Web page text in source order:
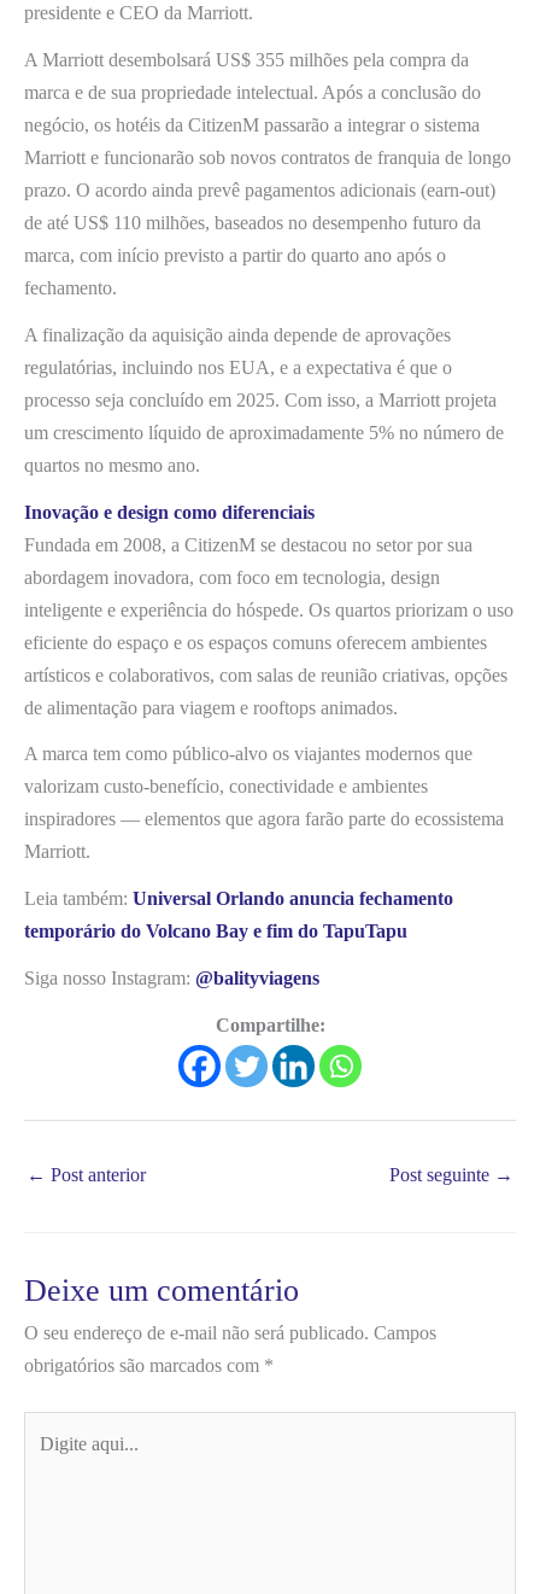
presidente e CEO da Marriott.
A Marriott desembolsará US$ 355 milhões pela compra da
marca e de sua propriedade intelectual. Após a conclusão do
negócio, os hotéis da CitizenM passarão a integrar o sistema
Marriott e funcionarão sob novos contratos de franquia de longo
prazo. O acordo ainda prevê pagamentos adicionais (earn-out)
de até US$ 110 milhões, baseados no desempenho futuro da
marca, com início previsto a partir do quarto ano após o
fechamento.
A finalização da aquisição ainda depende de aprovações
regulatórias, incluindo nos EUA, e a expectativa é que o
processo seja concluído em 2025. Com isso, a Marriott projeta
um crescimento líquido de aproximadamente 5% no número de
quartos no mesmo ano.
Inovação e design como diferenciais
Fundada em 2008, a CitizenM se destacou no setor por sua
abordagem inovadora, com foco em tecnologia, design
inteligente e experiência do hóspede. Os quartos priorizam o uso
eficiente do espaço e os espaços comuns oferecem ambientes
artísticos e colaborativos, com salas de reunião criativas, opções
de alimentação para viagem e rooftops animados.
A marca tem como público-alvo os viajantes modernos que
valorizam custo-benefício, conectividade e ambientes
inspiradores — elementos que agora farão parte do ecossistema
Marriott.
Leia também: Universal Orlando anuncia fechamento
temporário do Volcano Bay e fim do TapuTapu
Siga nosso Instagram: @balityviagens
Compartilhe:
← Post anterior Post seguinte →
Deixe um comentário
O seu endereço de e-mail não será publicado. Campos
obrigatórios são marcados com *
aqui...